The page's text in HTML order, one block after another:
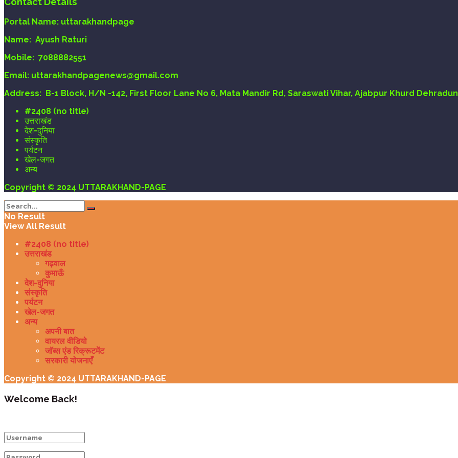
Portal Name: uttarakhandpage
Name: Ayush Raturi
Mobile: 7088882551
Email: uttarakhandpagenews@gmail.com
Address: B-1 Block, H/N -142, First Floor Lane No 6, Mata Mandir Rd, Saraswati Vihar, Ajabpur Khurd
#2408 (no title)
उत्तराखंड
देश-दुनिया
संस्कृति
पर्यटन
खेल-जगत
अन्य
Copyright © 2024 UTTARAKHAND-PAGE
No Result
View All Result
#2408 (no title)
उत्तराखंड
गढ़वाल
कुमाऊँ
देश-दुनिया
संस्कृति
पर्यटन
खेल-जगत
अन्य
अपनी बात
वायरल वीडियो
जॉब्स एंड रिक्रूटमेंट
सरकारी योजनाएँ
Copyright © 2024 UTTARAKHAND-PAGE
Welcome Back!